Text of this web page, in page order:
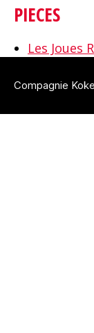
PIECES
Les Joues
Compagnie